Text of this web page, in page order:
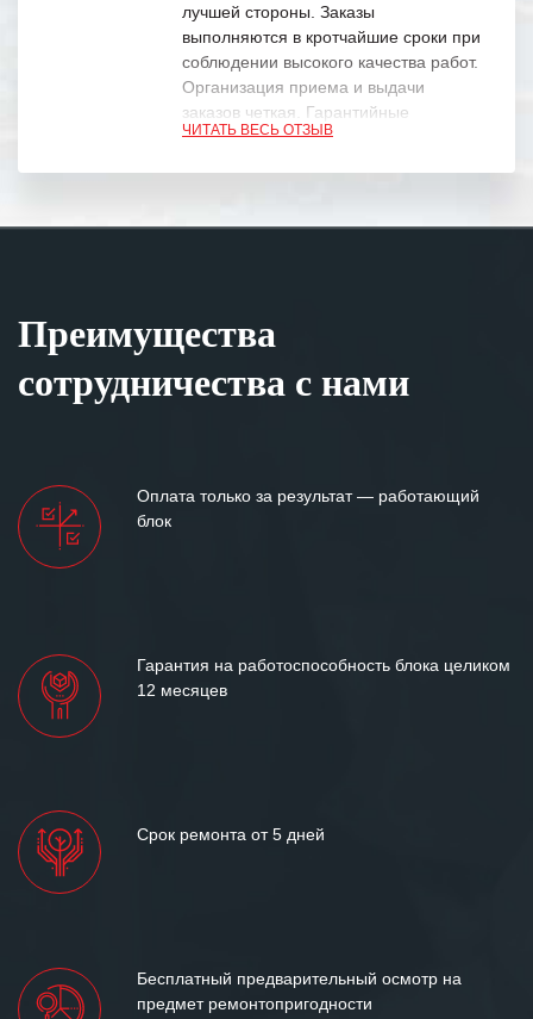
лучшей стороны. Заказы
выполняются в кротчайшие сроки при
соблюдении высокого качества работ.
Организация приема и выдачи
заказов четкая. Гарантийные
обязательства выполняются в
Особенно хочется отметить высокую
клиентоориентированность
персонала Вашей компании,
между нашими компаниями открытые
ЧИТАТЬ ВЕСЬ ОТЗЫВ
Преимущества
сотрудничества с нами
Оплата только за результат — работающий
блок
Гарантия на работоспособность блока целиком
12 месяцев
Срок ремонта от 5 дней
Бесплатный предварительный осмотр на
предмет ремонтопригодности